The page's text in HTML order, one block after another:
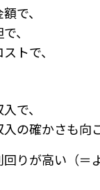
で、
、
トで、
で、
の確かさも向
りが高い（＝